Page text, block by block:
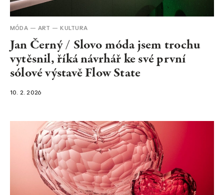
MÓDA ART KULTURA
Jan Černý / Slovo móda jsem trochu
vytěsnil, říká návrhář ke své první
sólové výstavě Flow State
10. 2. 2026